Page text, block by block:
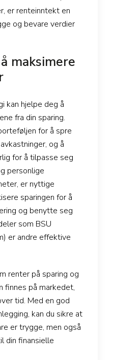
er renteinntekt en
og bevare verdier
maksimere
kan hjelpe deg å
fra din sparing.
for å spre
og å
for å tilpasse seg
personlige
er nyttige
sparingen for å
og benytte seg
som BSU
er andre effektive
renter på sparing og
finnes på markedet,
tid. Med en god
kan du sikre at
er trygge, men også
din finansielle